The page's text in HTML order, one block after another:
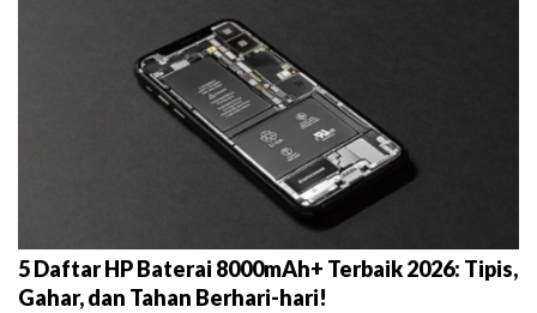
5 Daftar HP Baterai 8000mAh+ Terbaik 2026: Tipis,
Gahar, dan Tahan Berhari-hari!